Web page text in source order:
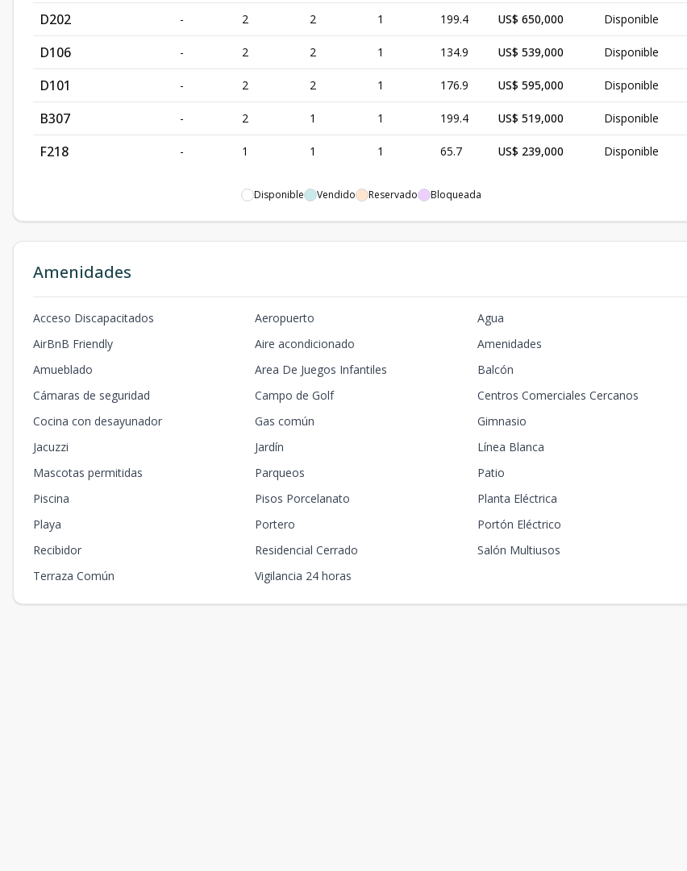
D202 - 2 2 1 199.4 US$ 650,000 Disponible
D106 - 2 2 1 134.9 US$ 539,000 Disponible
D101 - 2 2 1 176.9 US$ 595,000 Disponible
B307 - 2 1 1 199.4 US$ 519,000 Disponible
F218 - 1 1 1 65.7 US$ 239,000 Disponible
Disponible Vendido Reservado Bloqueada
Amenidades
Acceso Discapacitados Aeropuerto
Agua
AirBnB Friendly
Aire acondicionado
Amenidades
Amueblado
Area De Juegos Infantiles
Balcón
Cámaras de seguridad
Campo de Golf
Centros Comerciales Cercanos
Cocina con desayunador
Gas común
Gimnasio
Jacuzzi
Jardín
Línea Blanca
Mascotas permitidas
Parqueos
Patio
Piscina
Pisos Porcelanato
Planta Eléctrica
Playa
Portero
Portón Eléctrico
Recibidor
Residencial Cerrado
Salón Multiusos
Terraza Común
Vigilancia 24 horas